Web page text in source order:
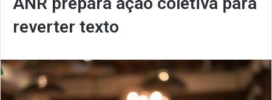
reverter texto